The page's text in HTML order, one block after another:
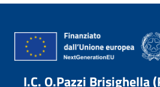
I.C. O.Pazzi Brisighella